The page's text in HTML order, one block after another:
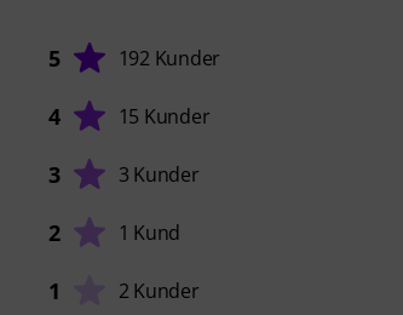
5 192 Kunder
4 15 Kunder
3 3 Kunder
2 1 Kund
1 2 Kunder